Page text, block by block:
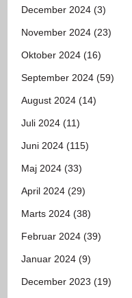
December 2024 (3)
November 2024 (23)
Oktober 2024 (16)
September 2024 (59)
August 2024 (14)
Juli 2024 (11)
Juni 2024 (115)
Maj 2024 (33)
April 2024 (29)
Marts 2024 (38)
Februar 2024 (39)
Januar 2024 (9)
December 2023 (19)